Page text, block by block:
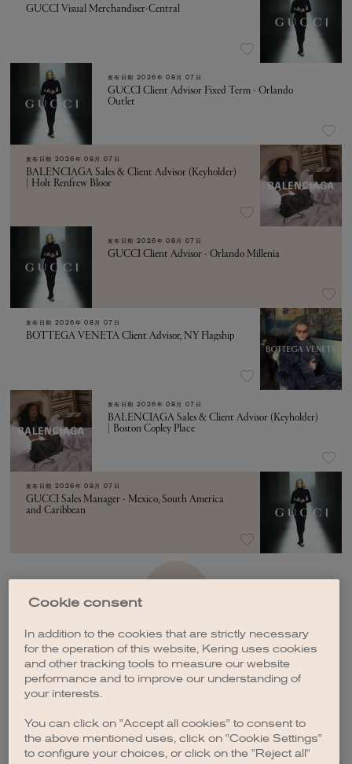
GUCCI Visual Merchandiser-Central
发布日期 2026年 08月 07日
GUCCI Client Advisor Fixed Term - Orlando
Outlet
发布日期 2026年 08月 07日
BALENCIAGA Sales & Client Advisor (Keyholder)
| Holt Renfrew Bloor
发布日期 2026年 08月 07日
GUCCI Client Advisor - Orlando Millenia
发布日期 2026年 08月 07日
BOTTEGA VENETA Client Advisor, NY Flagship
发布日期 2026年 08月 07日
BALENCIAGA Sales & Client Advisor (Keyholder)
| Boston Copley Place
发布日期 2026年 08月 07日
GUCCI Sales Manager - Mexico, South America
and Caribbean
Cookie consent
In addition to the cookies that are strictly necessary
for the operation of this website, Kering uses cookies
and other tracking tools to measure our website
performance and to improve our understanding of
your interests.
You can click on "Accept all cookies" to consent to
the above mentioned uses, click on "Cookie Settings"
to configure your choices, or click on the "Reject all"